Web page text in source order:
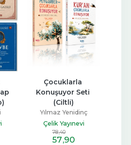
Çocuklarla
Konuşuyor Seti
(Ciltli)
Yılmaz Yenidinç
Çelik Yayınevi
,40
57,90